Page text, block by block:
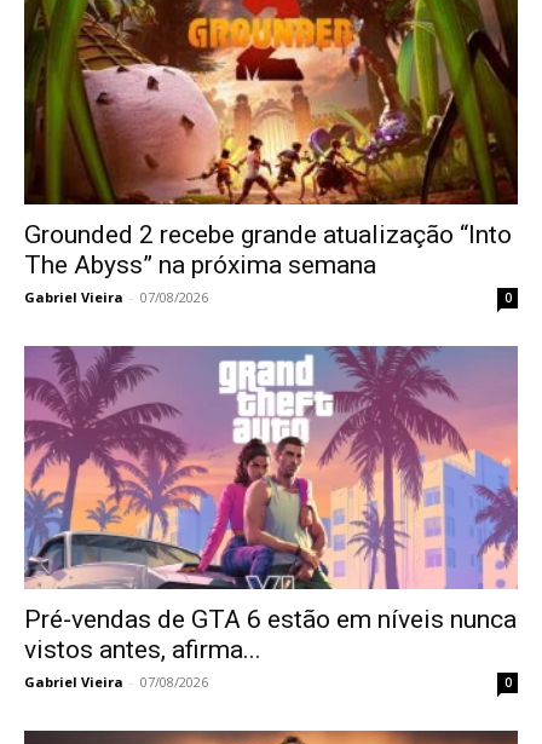
Grounded 2 recebe grande atualização “Into
The Abyss” na próxima semana
Gabriel Vieira - 07/08/2026 0
Pré-vendas de GTA 6 estão em níveis nunca
vistos antes, afirma...
Gabriel Vieira - 07/08/2026 0